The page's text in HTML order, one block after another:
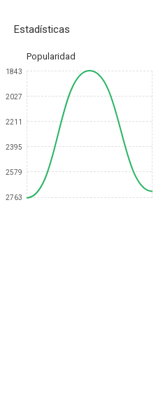
Estadísticas
Popularidad
1843
2027
2211
2395
2579
2763